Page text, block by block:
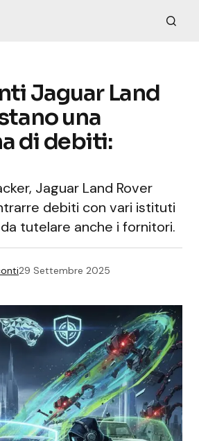
Jaguar Land
una
di debiti:
Jaguar Land Rover
debiti con vari istituti
tutelare anche i fornitori.
29 Settembre 2025